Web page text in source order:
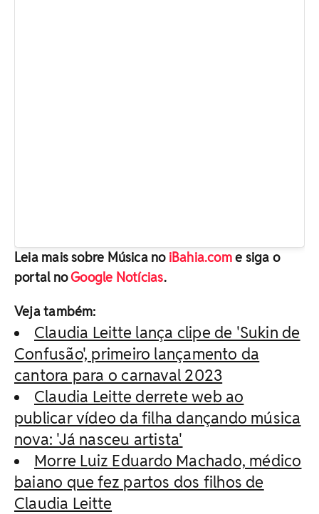
Leia mais sobre Música no iBahia.come siga o
portal noGoogle Notícias.
Veja também:
Claudia Leitte lança clipe de 'Sukin de
Confusão', primeiro lançamento da
cantora para o carnaval 2023
Claudia Leitte derrete web ao
publicar vídeo da filha dançando música
nova: 'Já nasceu artista'
Morre Luiz Eduardo Machado, médico
baiano que fez partos dos filhos de
Claudia Leitte